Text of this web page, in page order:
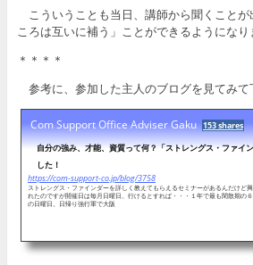
こういうことも当日、講師から聞くことが
ころは互いに補う」ことができるようになり
＊＊＊＊
参考に、参加した主人のブログを見てみて
Com Support Office Adviser Gaku 153 shares
自分の強み、才能、資質って何？「ストレングス・ファイ
した！
https://com-support-co.jp/blog/3758
ストレングス・ファインダーを詳しく教えてもらえるセミナーがあるんだけど
れたのですが開催日は毎月日曜日。行けるとすれば・・・１年で最も閑散期の
の日曜日。日帰り強行軍で大阪